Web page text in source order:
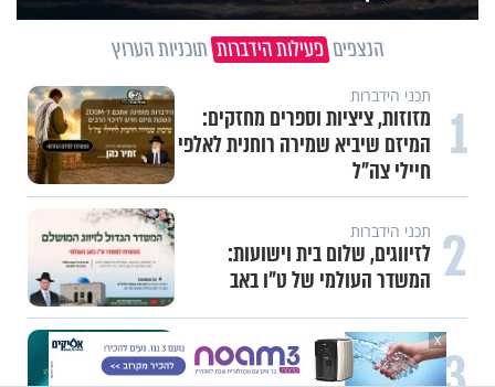
הנצפים פעילות הידברות תוכניות הערוץ
1 תכני הידברות
מזוזות, ציציות וספרים מחזקים:
המיזם שיביא שמירה רוחנית לאלפי
חיילי צה"ל
2 תכני הידברות
לזיווגים, שלום בית וישועות:
המשדר העולמי של ט"ו באב
תכני הידברות
אחי, מחכים רק לך: יום התפילין
X